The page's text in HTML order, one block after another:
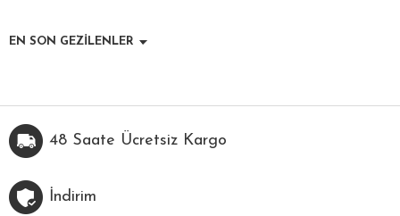
EN SON GEZİLENLER
48 Saate Ücretsiz Kargo
İndirim